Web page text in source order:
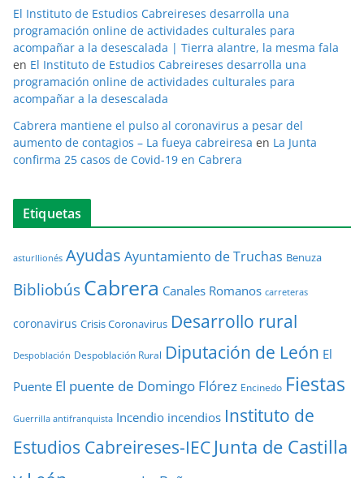
El Instituto de Estudios Cabreireses desarrolla una
programación online de actividades culturales para
acompañar a la desescalada | Tierra alantre, la mesma fala
en El Instituto de Estudios Cabreireses desarrolla una
programación online de actividades culturales para
acompañar a la desescalada
Cabrera mantiene el pulso al coronavirus a pesar del
aumento de contagios – La fueya cabreiresa en La Junta
confirma 25 casos de Covid-19 en Cabrera
Etiquetas
asturllionés Ayudas Ayuntamiento de Truchas Benuza
BibliobúsCabrera Canales Romanos carreteras
coronavirus Crisis Coronavirus Desarrollo rural
Despoblación Despoblación Rural Diputación de León El
Puente El puente de Domingo Flórez Encinedo Fiestas
Guerrilla antifranquista Incendio incendios Instituto de
Estudios Cabreireses-IEC Junta de Castilla